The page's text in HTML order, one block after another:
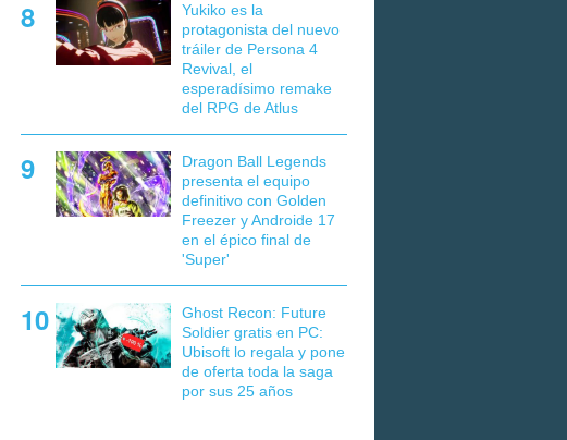
Yukiko es la
protagonista del nuevo
tráiler de Persona 4
Revival, el
esperadísimo remake
del RPG de Atlus
Dragon Ball Legends
presenta el equipo
definitivo con Golden
Freezer y Androide 17
en el épico final de
'Super'
Ghost Recon: Future
Soldier gratis en PC:
Ubisoft lo regala y pone
de oferta toda la saga
por sus 25 años